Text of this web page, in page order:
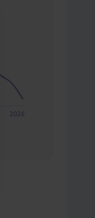
2026